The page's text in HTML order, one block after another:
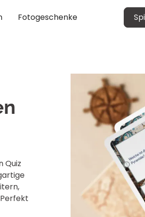
Fotogeschenke
Quiz